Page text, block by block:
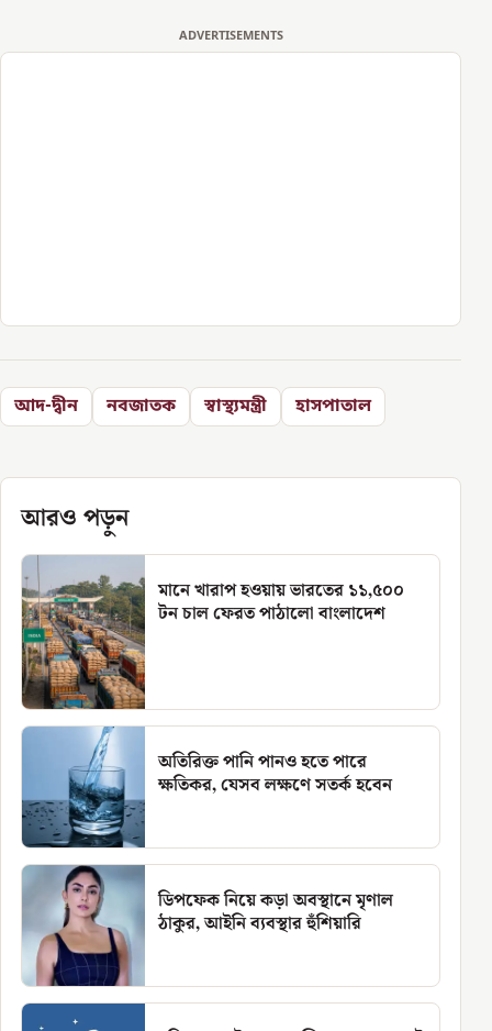
ADVERTISEMENTS
আদ-দ্বীন নবজাতক স্বাস্থ্যমন্ত্রী হাসপাতাল
আরও পড়ুন
মানে খারাপ হওয়ায় ভারতের ১১,৫০০
টন চাল ফেরত পাঠালো বাংলাদেশ
অতিরিক্ত পানি পানও হতে পারে
ক্ষতিকর, যেসব লক্ষণে সতর্ক হবেন
ডিপফেক নিয়ে কড়া অবস্থানে মৃণাল
ঠাকুর, আইনি ব্যবস্থার হুঁশিয়ারি